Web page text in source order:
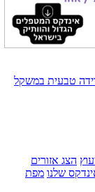
טבעית במשקל
הצג אזורים
שלנו מפת